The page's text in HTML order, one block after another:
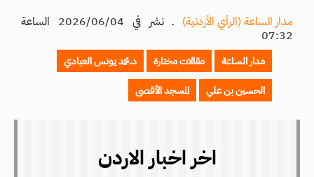
مدار الساعة (الرأي الأردنية) ـ
نشر في 2026/06/04 الساعة
07:32
مدار الساعة مقالات مختارة
د.محمد يونس العبادي
الحسين بن علي
المسجد الأقصى
اخر اخبار الاردن